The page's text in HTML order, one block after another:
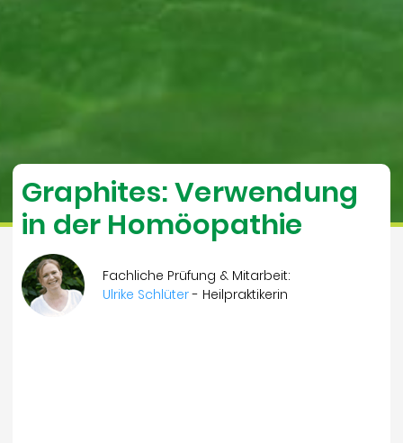
Graphites: Verwendung
in der Homöopathie
Fachliche Prüfung & Mitarbeit:
Ulrike Schlüter- Heilpraktikerin